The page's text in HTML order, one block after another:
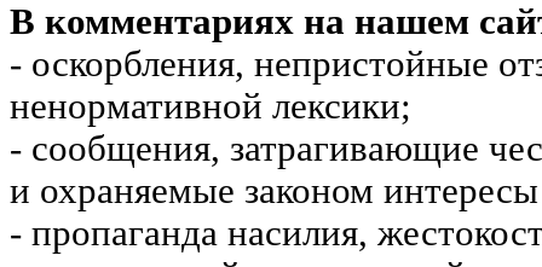
В комментариях на нашем
- оскорбления, непристойные
ненормативной лексики;
- сообщения, затрагивающие
и охраняемые законом
- пропаганда насилия,